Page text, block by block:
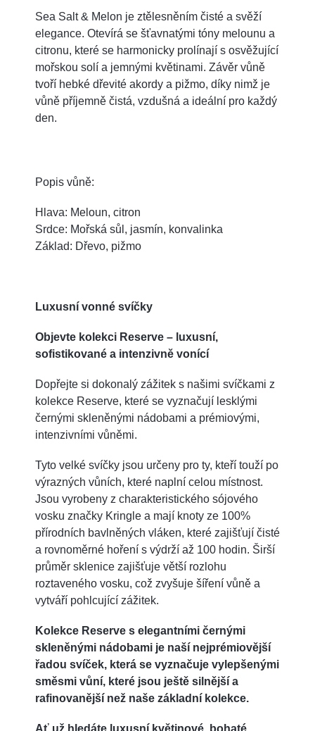
Sea Salt & Melon je ztělesněním čisté a svěží
elegance. Otevírá se šťavnatými tóny melounu a
citronu, které se harmonicky prolínají s osvěžující
mořskou solí a jemnými květinami. Závěr vůně
tvoří hebké dřevité akordy a pižmo, díky nimž je
vůně příjemně čistá, vzdušná a ideální pro každý
den.
Popis vůně:
Hlava: Meloun, citron
Srdce: Mořská sůl, jasmín, konvalinka
Základ: Dřevo, pižmo
Luxusní vonné svíčky
Objevte kolekci Reserve – luxusní,
sofistikované a intenzivně vonící
Dopřejte si dokonalý zážitek s našimi svíčkami z
kolekce Reserve, které se vyznačují lesklými
černými skleněnými nádobami a prémiovými,
intenzivními vůněmi.
Tyto velké svíčky jsou určeny pro ty, kteří touží po
výrazných vůních, které naplní celou místnost.
Jsou vyrobeny z charakteristického sójového
vosku značky Kringle a mají knoty ze 100%
přírodních bavlněných vláken, které zajišťují čisté
a rovnoměrné hoření s výdrží až 100 hodin. Širší
průměr sklenice zajišťuje větší rozlohu
roztaveného vosku, což zvyšuje šíření vůně a
vytváří pohlcující zážitek.
Kolekce Reserve s elegantními černými
skleněnými nádobami je naší nejprémiovější
řadou svíček, která se vyznačuje vylepšenými
směsmi vůní, které jsou ještě silnější a
rafinovanější než naše základní kolekce.
Ať už hledáte luxusní květinové, bohaté